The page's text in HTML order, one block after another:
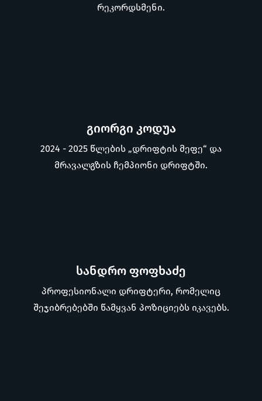
რეკორდსმენი.
გიორგი კოდუა
2024 - 2025 წლების „დრიფტის მეფე“ და
მრავალგზის ჩემპიონი დრიფტში.
სანდრო ფოფხაძე
პროფესიონალი დრიფტერი, რომელიც
შეჯიბრებებში წამყვან პოზიციებს იკავებს.